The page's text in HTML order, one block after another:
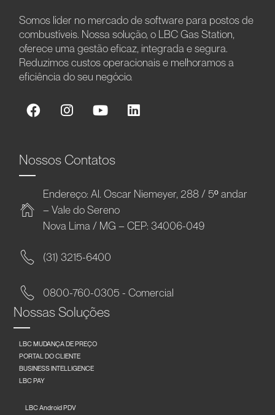
Somos líder no mercado de software para postos de
combustíveis. Nossa solução, o LBC Gas Station,
oferece uma gestão eficaz, integrada e segura.
Reduzimos custos operacionais e melhoramos a
eficiência do seu negócio.
Nossos Contatos
Endereço: Al. Oscar Niemeyer, 288 / 5º andar
– Vale do Sereno
Nova Lima / MG – CEP: 34006-049
(31) 3215-6400
0800-760-0305 - Comercial
Nossas Soluções
LBC MUDANÇA DE PREÇO
PORTAL DO CLIENTE
BUSINESS INTELLIGENCE
LBC PAY
LBC Android PDV